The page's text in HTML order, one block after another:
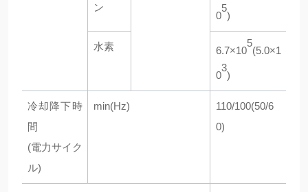
ン
0
5
)
水素 6.7×10
5
(5.0×1
0
3
)
冷却降下時
間
(電力サイク
ル)
min(Hz)
110/100(50/6
0)